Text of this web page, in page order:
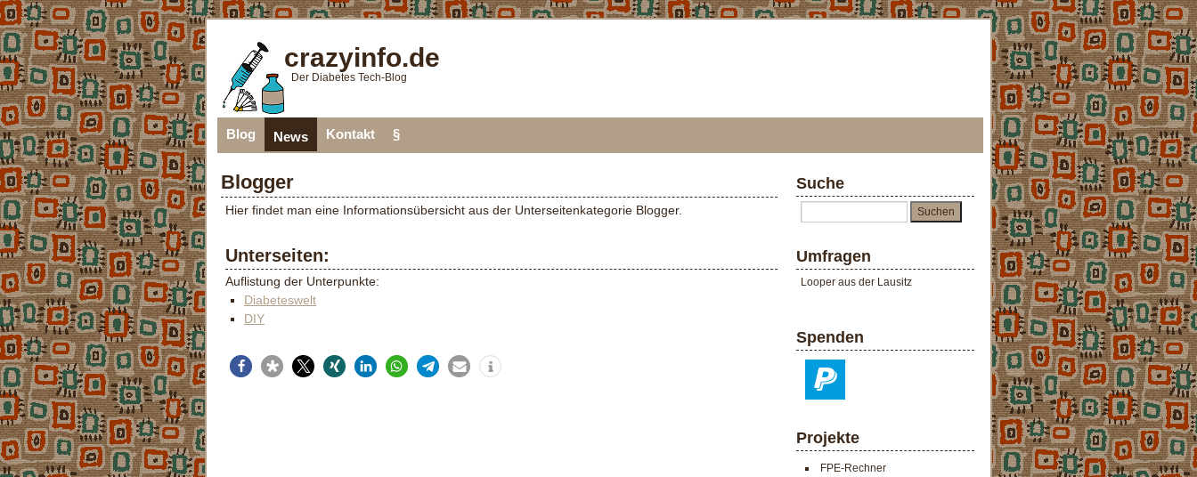
crazyinfo.de
Der Diabetes Tech-Blog
Blog News Kontakt §
Blogger
Hier findet man eine Informationsübersicht aus der Unterseitenkategorie Blogger.
Unterseiten:
Auflistung der Unterpunkte:
Diabeteswelt
DIY
Suche
Umfragen
Looper aus der Lausitz
Spenden
Projekte
FPE-Rechner